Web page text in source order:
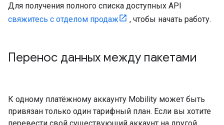
Для получения полного списка доступных API
свяжитесь с отделом продаж
, чтобы начать работу.
Перенос данных между пакетами
К одному платёжному аккаунту Mobility может быть
привязан только один тарифный план. Если вы хотите